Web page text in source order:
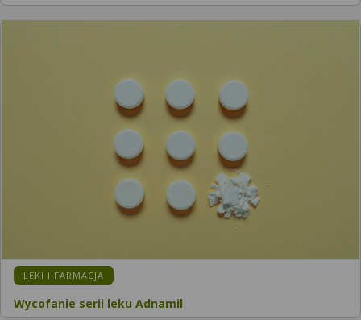
LEKI I FARMACJA
Wycofanie serii leku Adnamil